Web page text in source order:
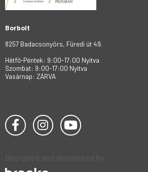
Borbolt
8257 Badacsonyörs, Füredi út 49.
Hétfő-Péntek: 9:00-17:00 Nyitva
Szombat: 9:00-17:00 Nyitva
Vasárnap: ZÁRVA